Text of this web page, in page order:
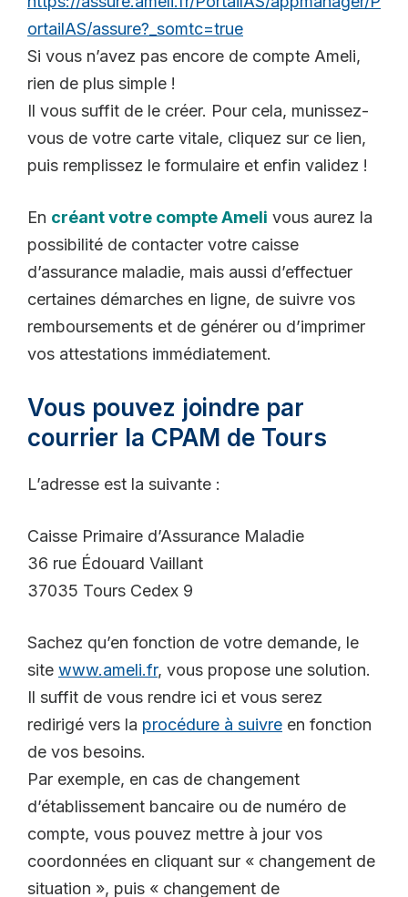
ortailAS/assure?_somtc=true
Si vous n’avez pas encore de compte Ameli,
rien de plus simple !
Il vous suffit de le créer. Pour cela, munissez-
vous de votre carte vitale, cliquez sur ce lien,
puis remplissez le formulaire et enfin validez !
En créant votre compte Ameli vous aurez la
possibilité de contacter votre caisse
d’assurance maladie, mais aussi d’effectuer
certaines démarches en ligne, de suivre vos
remboursements et de générer ou d’imprimer
vos attestations immédiatement.
Vous pouvez joindre par
courrier la CPAM de Tours
L’adresse est la suivante :
Caisse Primaire d’Assurance Maladie
36 rue Édouard Vaillant
37035 Tours Cedex 9
Sachez qu’en fonction de votre demande, le
site www.ameli.fr, vous propose une solution.
Il suffit de vous rendre ici et vous serez
redirigé vers la procédure à suivre en fonction
de vos besoins.
Par exemple, en cas de changement
d’établissement bancaire ou de numéro de
compte, vous pouvez mettre à jour vos
coordonnées en cliquant sur « changement de
situation », puis « changement de